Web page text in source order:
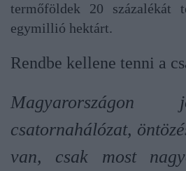
termőföldek 20 százalékát
egymillió hektárt.
Rendbe kellene tenni a
csatornahálózat,
van, csak most